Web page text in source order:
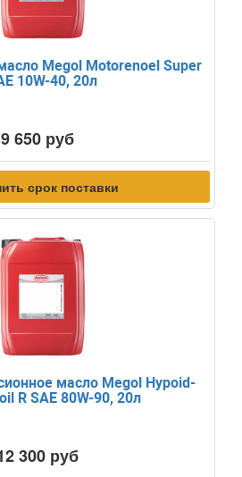
Megol Motorenoel Super
10W-40, 20л
9 650 руб
срок поставки
масло Megol Hypoid-
R SAE 80W-90, 20л
300 руб